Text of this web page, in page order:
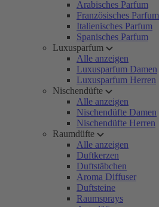
Arabisches Parfum
Französisches Parfum
Italienisches Parfum
Spanisches Parfum
Luxusparfum
Alle anzeigen
Luxusparfum Damen
Luxusparfum Herren
Nischendüfte
Alle anzeigen
Nischendüfte Damen
Nischendüfte Herren
Raumdüfte
Alle anzeigen
Duftkerzen
Duftstäbchen
Aroma Diffuser
Duftsteine
Raumsprays